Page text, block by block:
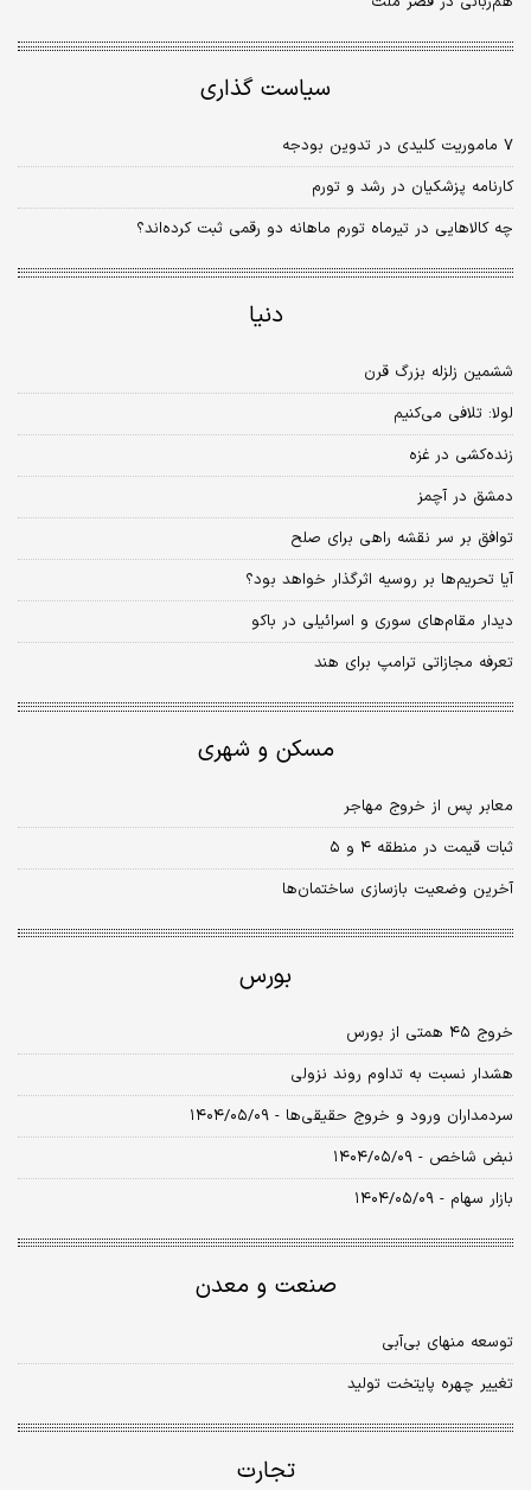
سیاست گذاری
۷ ماموریت کلیدی در تدوین بودجه
کارنامه پزشکیان در رشد و تورم
‌چه کالاهایی در تیرماه تورم ماهانه دو رقمی ثبت کرده‌اند؟
دنیا
ششمین زلزله بزرگ قرن
لولا: تلافی می‌کنیم
زنده‌کشی در غزه
دمشق در آچمز
توافق بر سر نقشه راهی برای صلح
آیا تحریم‌ها بر روسیه اثرگذار خواهد بود؟
دیدار مقام‌های سوری و اسرائیلی در باکو
تعرفه مجازاتی ترامپ برای هند
مسکن و شهری
معابر پس‌ از خروج مهاجر
ثبات قیمت در منطقه ۴ و ۵
آخرین وضعیت بازسازی ساختمان‌ها
بورس
خروج ۴۵ همتی از بورس
هشدار نسبت به تداوم روند نزولی
سردمداران ورود و خروج حقیقی‌ها - ۱۴۰۴/۰۵/۰۹
نبض شاخص - ۱۴۰۴/۰۵/۰۹
بازار سهام - ۱۴۰۴/۰۵/۰۹
صنعت و معدن
توسعه منهای بی‌آبی
تغییر چهره پایتخت تولید
تجارت